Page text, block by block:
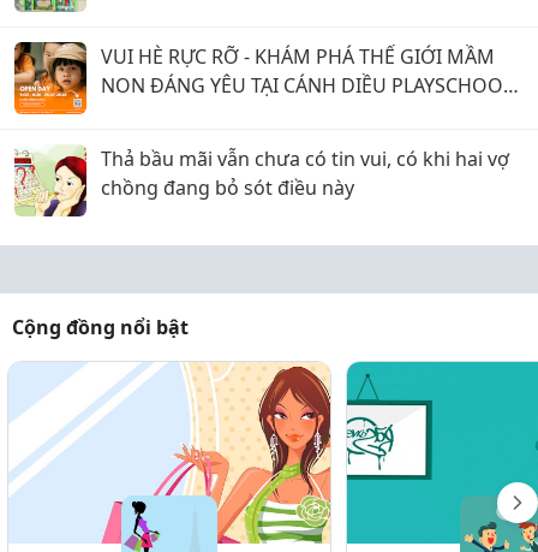
VUI HÈ RỰC RỠ - KHÁM PHÁ THẾ GIỚI MẦM
NON ĐÁNG YÊU TẠI CÁNH DIỀU PLAYSCHOOL
Thả bầu mãi vẫn chưa có tin vui, có khi hai vợ
chồng đang bỏ sót điều này
Cộng đồng nổi bật